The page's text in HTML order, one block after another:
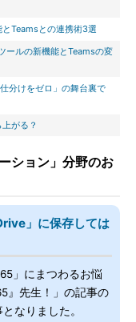
Teamsとの連携術3選
ルの新機能とTeamsの変
分けをゼロ」の舞台裏で
がる？
ション」分野のお
」に保存しては
」にまつわるお悩
』先生！」の記事の
なりました。